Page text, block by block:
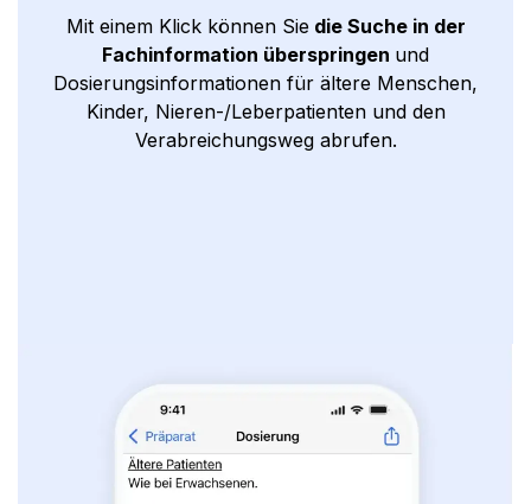
Mit einem Klick können Siedie Suche in der
Fachinformation überspringen und
Dosierungsinformationen für ältere Menschen,
Kinder, Nieren-/Leberpatienten und den
Verabreichungsweg abrufen.